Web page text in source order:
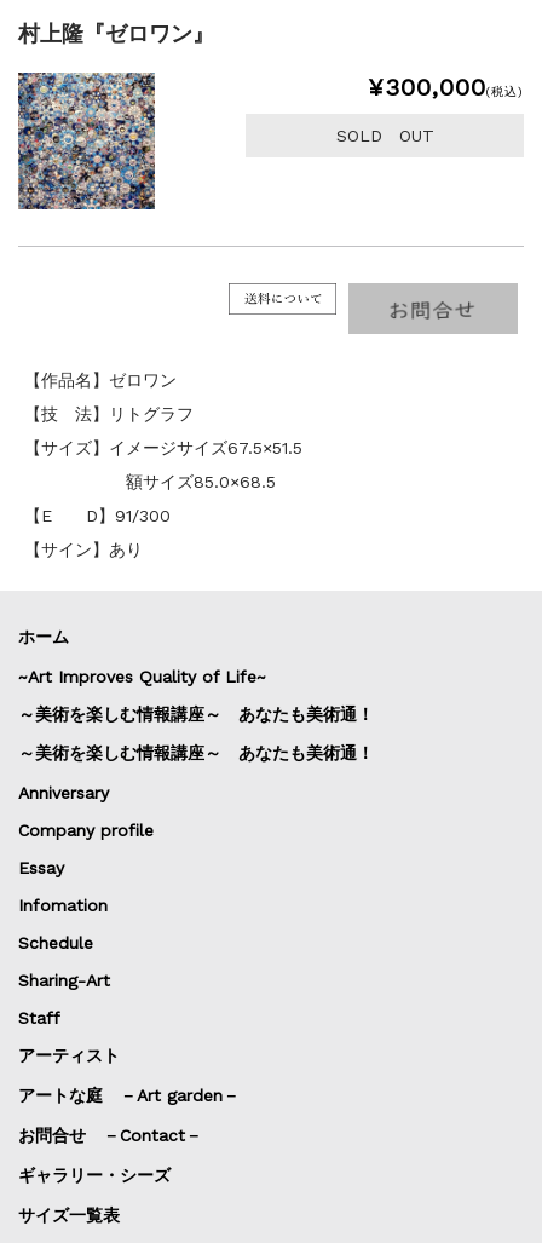
村上隆『ゼロワン』
¥300,000(税込)
SOLD OUT
【作品名】ゼロワン
【技 法】リトグラフ
【サイズ】イメージサイズ67.5×51.5
額サイズ85.0×68.5
【E D】91/300
【サイン】あり
ホーム
~Art Improves Quality of Life~
～美術を楽しむ情報講座～ あなたも美術通！
～美術を楽しむ情報講座～ あなたも美術通！
Anniversary
Company profile
Essay
Infomation
Schedule
Sharing-Art
Staff
アーティスト
アートな庭 －Art garden－
お問合せ －Contact－
ギャラリー・シーズ
サイズ一覧表